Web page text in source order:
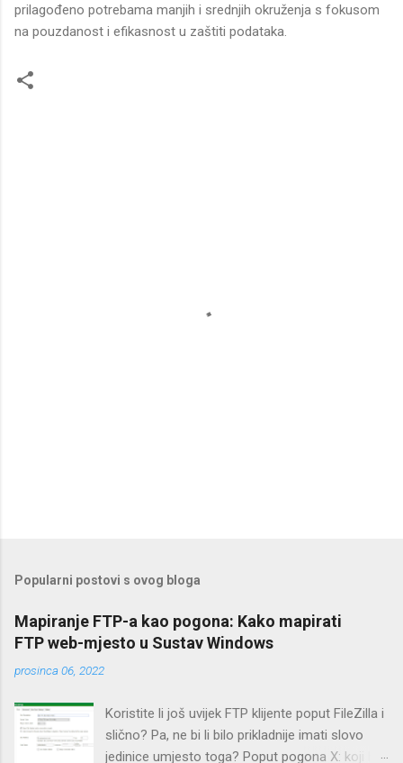
prilagođeno potrebama manjih i srednjih okruženja s fokusom
na pouzdanost i efikasnost u zaštiti podataka.
Popularni postovi s ovog bloga
Mapiranje FTP-a kao pogona: Kako mapirati
FTP web-mjesto u Sustav Windows
prosinca 06, 2022
Koristite li još uvijek FTP klijente poput FileZilla i
slično? Pa, ne bi li bilo prikladnije imati slovo
jedinice umjesto toga? Poput pogona X: koji bi